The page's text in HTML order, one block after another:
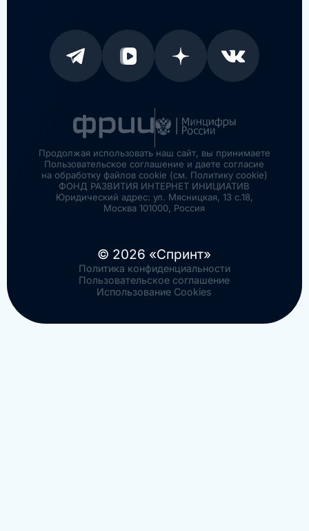
Продолжая использовать наш сайт, вы принимаете
Пользовательское соглашение и даете согласие
на обработку файлов cookie (см. Политику cookie)
ФОНД РАЗВИТИЯ ИНТЕРНЕТ ИНИЦИАТИВ
Юридический адрес: ул. Мясницкая, 13 с.18,
Москва 101000, Россия
© 2026 «Спринт»
Политика конфиденциальности
Пользовательское соглашение
Использование Cookies